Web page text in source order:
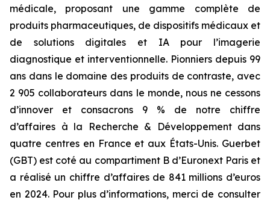
médicale, proposant une gamme complète de
produits pharmaceutiques, de dispositifs médicaux et
de solutions digitales et IA pour l’imagerie
diagnostique et interventionnelle. Pionniers depuis 99
ans dans le domaine des produits de contraste, avec
2 905 collaborateurs dans le monde, nous ne cessons
d’innover et consacrons 9 % de notre chiffre
d’affaires à la Recherche & Développement dans
quatre centres en France et aux États-Unis. Guerbet
(GBT) est coté au compartiment B d’Euronext Paris et
a réalisé un chiffre d’affaires de 841 millions d’euros
en 2024. Pour plus d’informations, merci de consulter